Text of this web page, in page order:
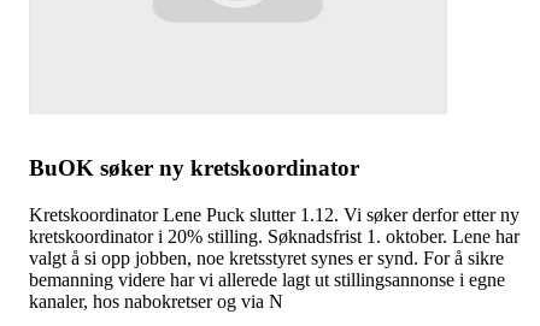
BuOK søker ny kretskoordinator
Kretskoordinator Lene Puck slutter 1.12. Vi søker derfor etter ny
kretskoordinator i 20% stilling. Søknadsfrist 1. oktober. Lene har
valgt å si opp jobben, noe kretsstyret synes er synd. For å sikre
bemanning videre har vi allerede lagt ut stillingsannonse i egne
kanaler, hos nabokretser og via N